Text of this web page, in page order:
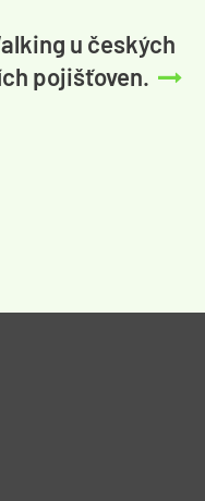
u českých
pojišťoven.